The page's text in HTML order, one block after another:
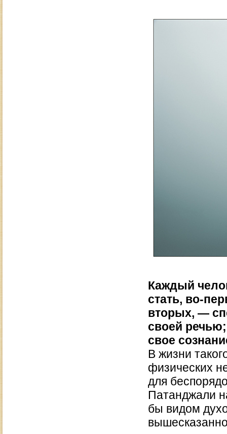
Каждый
стать, во-
вторых, —
своей
свое
В жизни
физических
для
Патанджали
бы видом